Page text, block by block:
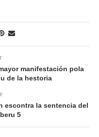
manifestación pola
de la hestoria
escontra la sentencia del
5